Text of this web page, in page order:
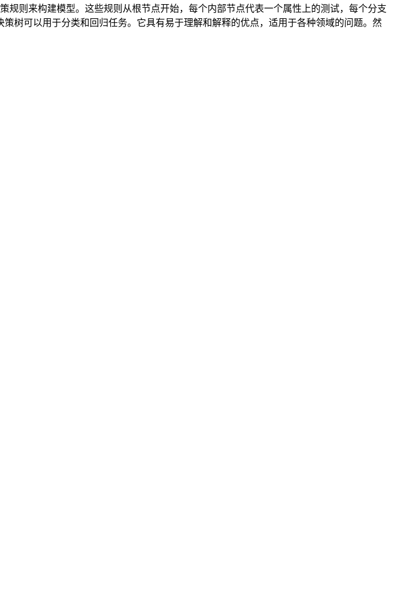
规则来构建模型。这些规则从根节点开始，每个内部节点代表一个属性上的测试，每个分支
树可以用于分类和回归任务。它具有易于理解和解释的优点，适用于各种领域的问题。然